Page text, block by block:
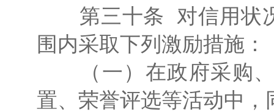
第三十条 对信用状况
围内采取下列激励措施：
（一）在政府采购、
置、荣誉评选等活动中